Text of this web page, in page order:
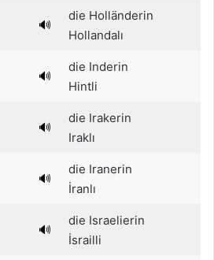
🔊
die Holländerin
Hollandalı
🔊
die Inderin
Hintli
🔊
die Irakerin
Iraklı
🔊
die Iranerin
İranlı
🔊
die Israelierin
İsrailli